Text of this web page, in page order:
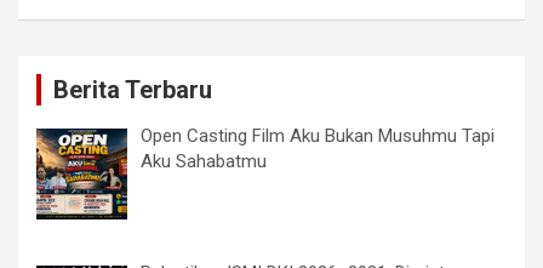
Berita Terbaru
Open Casting Film Aku Bukan Musuhmu Tapi
Aku Sahabatmu